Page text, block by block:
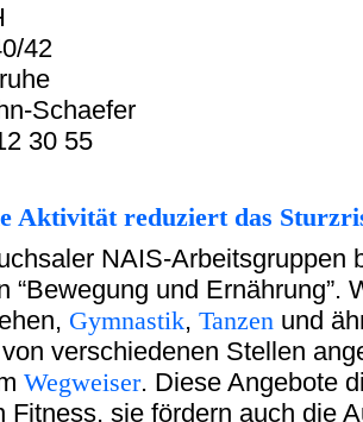
42
Schaefer
30 55
Aktivität reduziert das
NAIS-Arbeitsgruppen
“Bewegung und Ernährung”.
Gymnastik, Tanzen und
verschiedenen Stellen
Wegweiser. Diese Angebote
Fitness, sie fördern auch die